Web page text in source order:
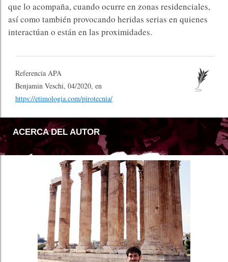
que lo acompaña, cuando ocurre en zonas residenciales,
así como también provocando heridas serias en quienes
interactúan o están en las proximidades.
Referencia APA
Benjamin Veschi, 04/2020, en
https://etimologia.com/pirotecnia/
ACERCA DEL AUTOR